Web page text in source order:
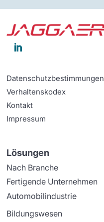

Datenschutzbestimmungen
Verhaltenskodex
Kontakt
Impressum
Lösungen
Nach Branche
Fertigende Unternehmen
Automobilindustrie
Bildungswesen